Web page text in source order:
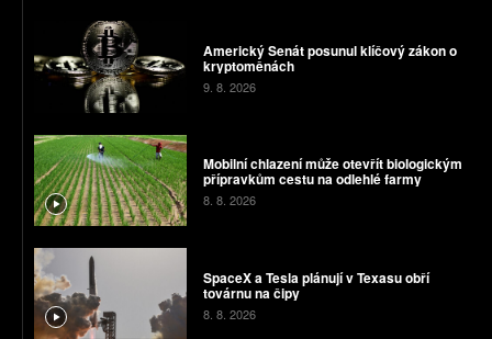
Americký Senát posunul klíčový zákon o
kryptoměnách
9. 8. 2026
Mobilní chlazení může otevřít biologickým
přípravkům cestu na odlehlé farmy
8. 8. 2026
SpaceX a Tesla plánují v Texasu obří
továrnu na čipy
8. 8. 2026